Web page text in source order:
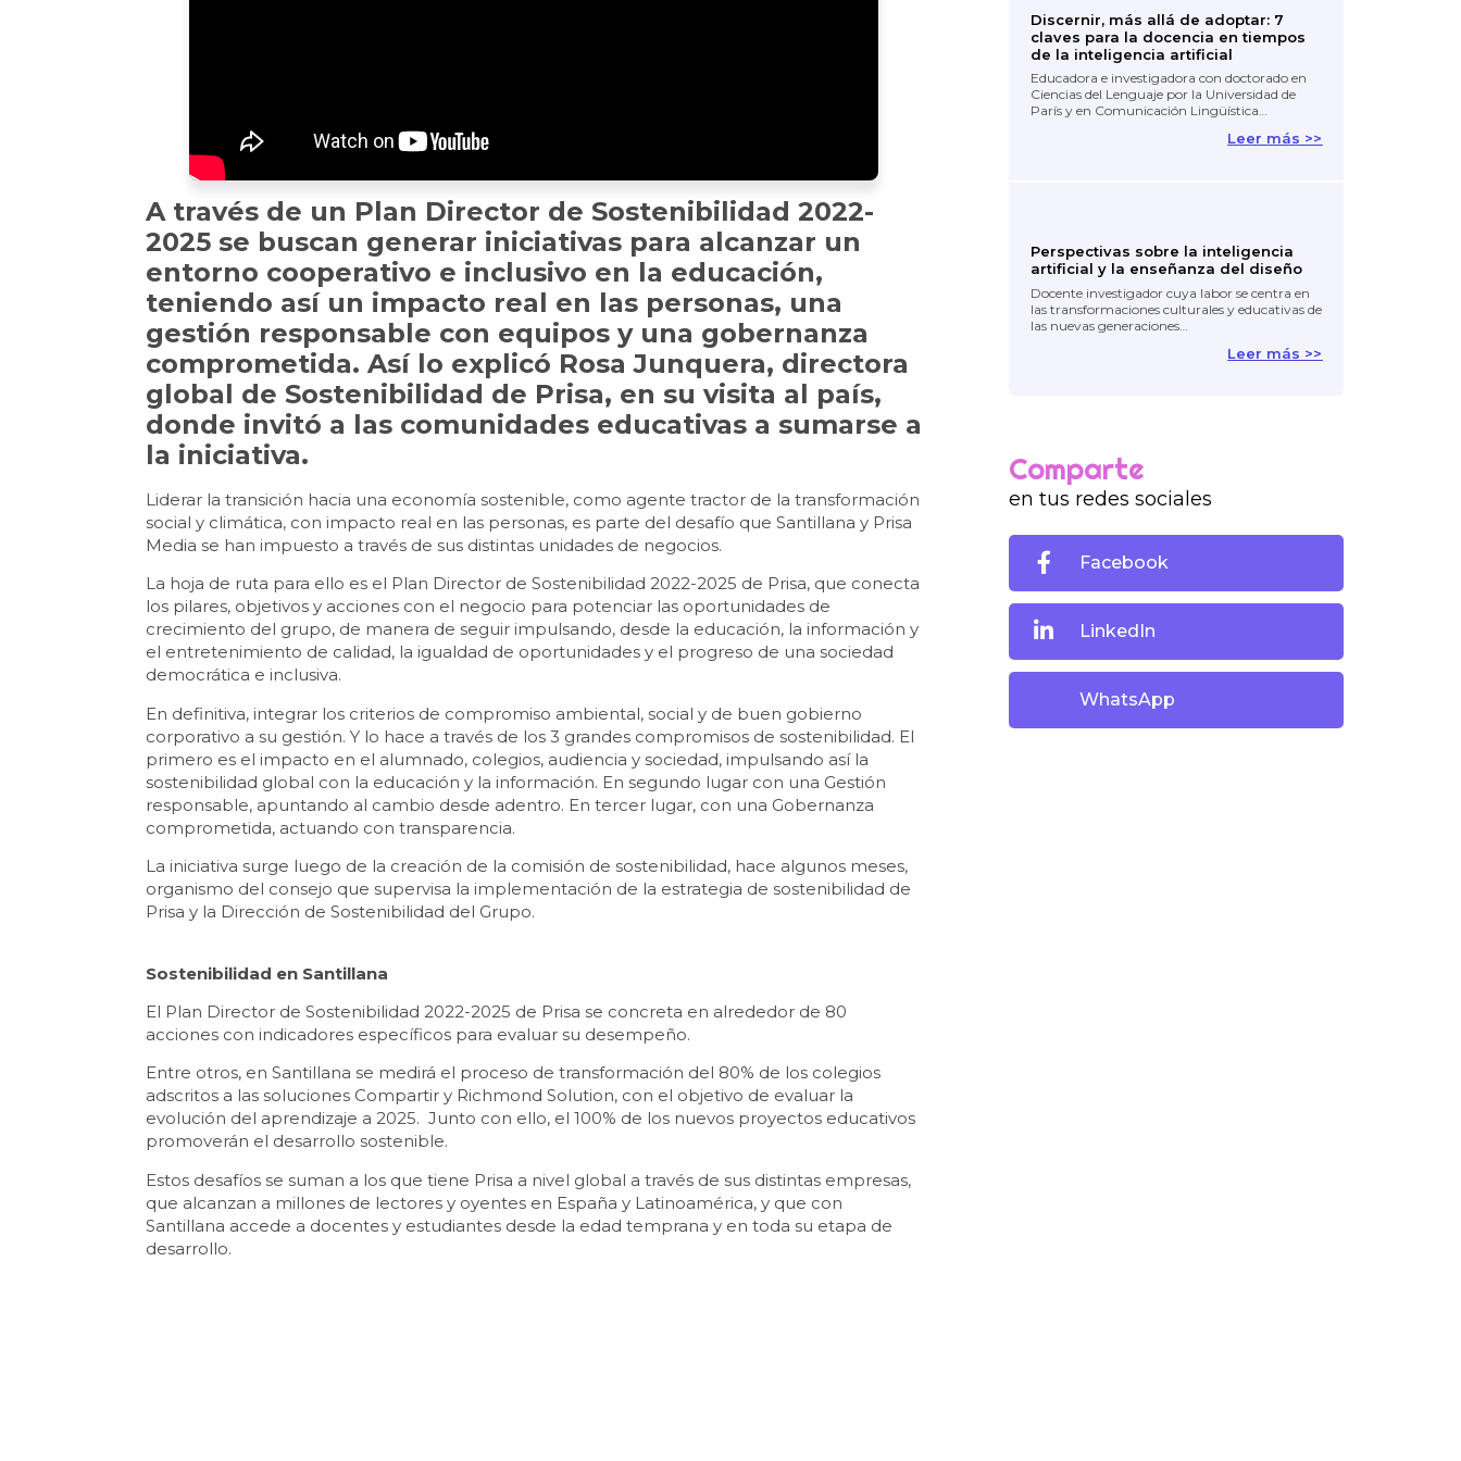
A través de un Plan Director de Sostenibilidad 2022-
2025 se buscan generar iniciativas para alcanzar un
entorno cooperativo e inclusivo en la educación,
teniendo así un impacto real en las personas, una
gestión responsable con equipos y una gobernanza
comprometida. Así lo explicó Rosa Junquera, directora
global de Sostenibilidad de Prisa, en su visita al país,
donde invitó a las comunidades educativas a sumarse a
la iniciativa.
Liderar la transición hacia una economía sostenible, como agente tractor de la transformación
social y climática, con impacto real en las personas, es parte del desafío que Santillana y Prisa
Media se han impuesto a través de sus distintas unidades de negocios.
La hoja de ruta para ello es el Plan Director de Sostenibilidad 2022-2025 de Prisa, que conecta
los pilares, objetivos y acciones con el negocio para potenciar las oportunidades de
crecimiento del grupo, de manera de seguir impulsando, desde la educación, la información y
el entretenimiento de calidad, la igualdad de oportunidades y el progreso de una sociedad
democrática e inclusiva.
En definitiva, integrar los criterios de compromiso ambiental, social y de buen gobierno
corporativo a su gestión. Y lo hace a través de los 3 grandes compromisos de sostenibilidad. El
primero es el impacto en el alumnado, colegios, audiencia y sociedad, impulsando así la
sostenibilidad global con la educación y la información. En segundo lugar con una Gestión
responsable, apuntando al cambio desde adentro. En tercer lugar, con una Gobernanza
comprometida, actuando con transparencia.
La iniciativa surge luego de la creación de la comisión de sostenibilidad, hace algunos meses,
organismo del consejo que supervisa la implementación de la estrategia de sostenibilidad de
Prisa y la Dirección de Sostenibilidad del Grupo.
Sostenibilidad en Santillana
El Plan Director de Sostenibilidad 2022-2025 de Prisa se concreta en alrededor de 80
acciones con indicadores específicos para evaluar su desempeño.
Entre otros, en Santillana se medirá el proceso de transformación del 80% de los colegios
adscritos a las soluciones Compartir y Richmond Solution, con el objetivo de evaluar la
evolución del aprendizaje a 2025. Junto con ello, el 100% de los nuevos proyectos educativos
promoverán el desarrollo sostenible.
Estos desafíos se suman a los que tiene Prisa a nivel global a través de sus distintas empresas,
que alcanzan a millones de lectores y oyentes en España y Latinoamérica, y que con
Santillana accede a docentes y estudiantes desde la edad temprana y en toda su etapa de
desarrollo.
Discernir, más allá de adoptar: 7
claves para la docencia en tiempos
de la inteligencia artificial
Educadora e investigadora con doctorado en
Ciencias del Lenguaje por la Universidad de
París y en Comunicación Lingüística…
Leer más >>
Perspectivas sobre la inteligencia
artificial y la enseñanza del diseño
Docente investigador cuya labor se centra en
las transformaciones culturales y educativas de
las nuevas generaciones…
Leer más >>
Comparte
en tus redes sociales
Facebook
LinkedIn
WhatsApp